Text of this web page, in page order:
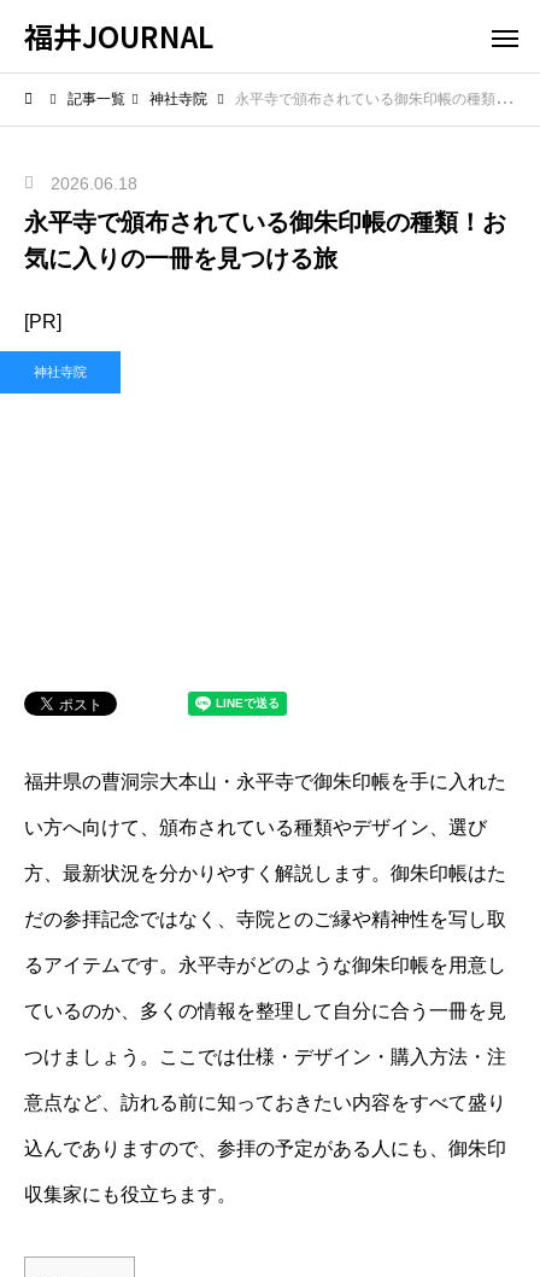
福井JOURNAL
記事一覧 神社寺院 永平寺で頒布されている御朱印帳の種類！お気に入りの一冊を見つける旅
2026.06.18
永平寺で頒布されている御朱印帳の種類！お
気に入りの一冊を見つける旅
[PR]
神社寺院
福井県の曹洞宗大本山・永平寺で御朱印帳を手に入れた
い方へ向けて、頒布されている種類やデザイン、選び
方、最新状況を分かりやすく解説します。御朱印帳はた
だの参拝記念ではなく、寺院とのご縁や精神性を写し取
るアイテムです。永平寺がどのような御朱印帳を用意し
ているのか、多くの情報を整理して自分に合う一冊を見
つけましょう。ここでは仕様・デザイン・購入方法・注
意点など、訪れる前に知っておきたい内容をすべて盛り
込んでありますので、参拝の予定がある人にも、御朱印
収集家にも役立ちます。